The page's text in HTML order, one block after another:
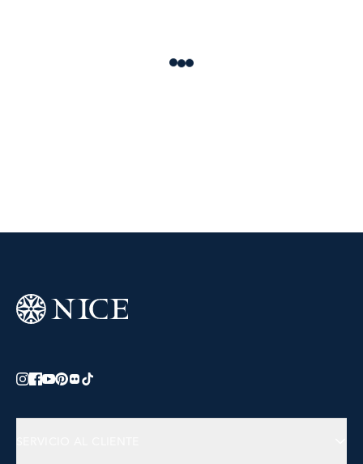
Loading